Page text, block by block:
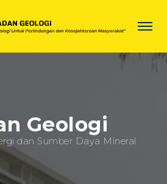
Geologi
dan Sumber Daya Mineral